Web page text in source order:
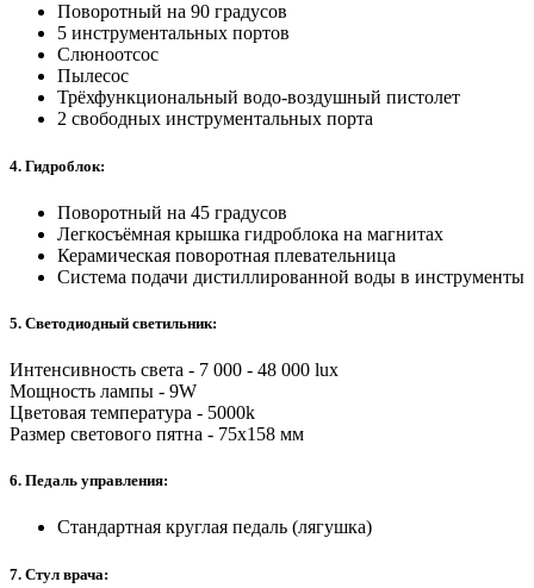
Поворотный на 90 градусов
5 инструментальных портов
Слюноотсос
Пылесос
Трёхфункциональный водо-воздушный пистолет
2 свободных инструментальных порта
4. Гидроблок:
Поворотный на 45 градусов
Легкосъёмная крышка гидроблока на магнитах
Керамическая поворотная плевательница
Система подачи дистиллированной воды в инструменты
5. Светодиодный светильник:
Интенсивность света - 7 000 - 48 000 lux
Мощность лампы - 9W
Цветовая температура - 5000k
Размер светового пятна - 75x158 мм
6. Педаль управления:
Стандартная круглая педаль (лягушка)
7. Стул врача: